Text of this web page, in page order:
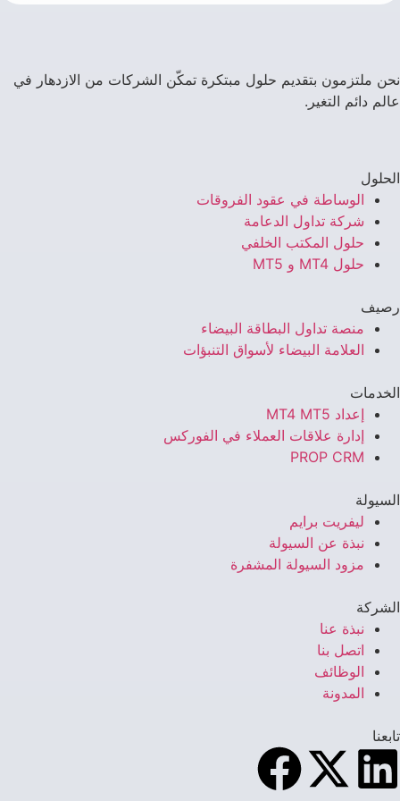
نحن ملتزمون بتقديم حلول مبتكرة تمكّن الشركات من الازدهار في
عالم دائم التغير.
الحلول
الوساطة في عقود الفروقات
شركة تداول الدعامة
حلول المكتب الخلفي
حلول MT4 و MT5
رصيف
منصة تداول البطاقة البيضاء
العلامة البيضاء لأسواق التنبؤات
الخدمات
إعداد MT4 MT5
إدارة علاقات العملاء في الفوركس
PROP CRM
السيولة
ليفريت برايم
نبذة عن السيولة
مزود السيولة المشفرة
الشركة
نبذة عنا
اتصل بنا
الوظائف
المدونة
تابعنا